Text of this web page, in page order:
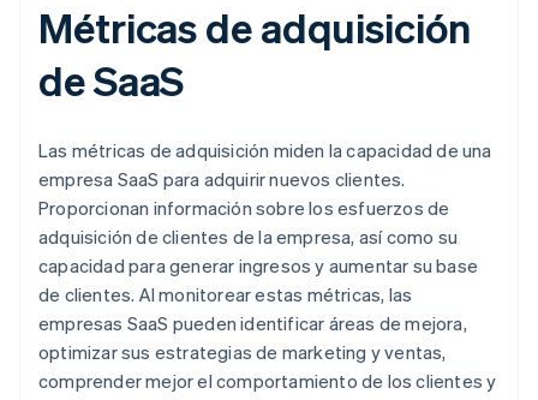
Métricas de adquisición
de SaaS
Las métricas de adquisición miden la capacidad de una
empresa SaaS para adquirir nuevos clientes.
Proporcionan información sobre los esfuerzos de
adquisición de clientes de la empresa, así como su
capacidad para generar ingresos y aumentar su base
de clientes. Al monitorear estas métricas, las
empresas SaaS pueden identificar áreas de mejora,
optimizar sus estrategias de marketing y ventas,
comprender mejor el comportamiento de los clientes y